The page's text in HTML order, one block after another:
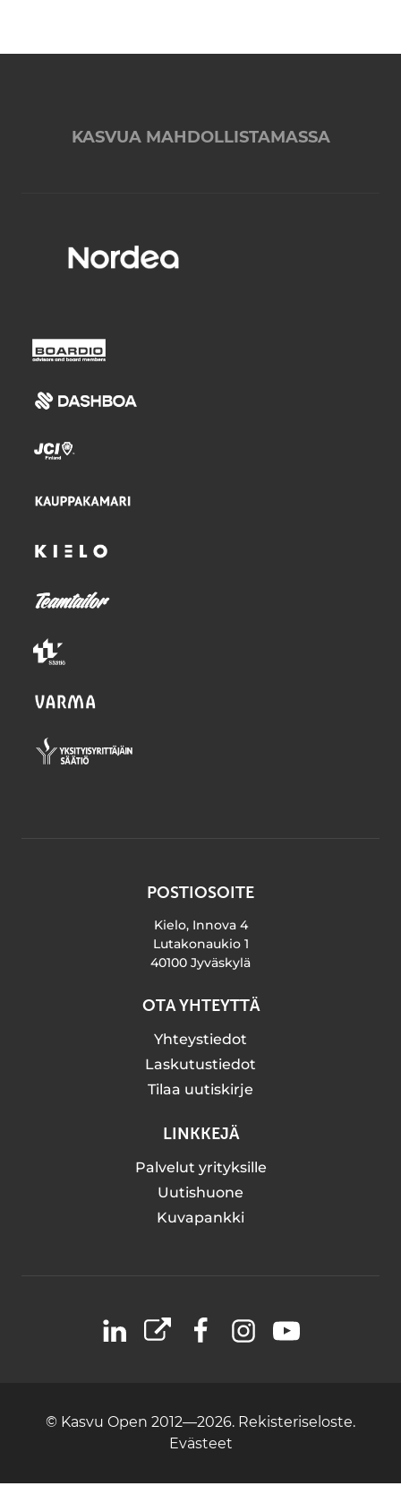
KASVUA MAHDOLLISTAMASSA
POSTIOSOITE
Kielo, Innova 4
Lutakonaukio 1
40100 Jyväskylä
OTA YHTEYTTÄ
Yhteystiedot
Laskutustiedot
Tilaa uutiskirje
LINKKEJÄ
Palvelut yrityksille
Uutishuone
Kuvapankki
LinkedIn
X FacebookInstagramYouTube
© Kasvu Open 2012—2026. Rekisteriseloste.
Evästeet